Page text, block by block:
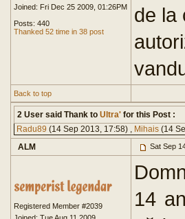
Joined: Fri Dec 25 2009, 01:26PM
Posts: 440
Thanked 52 time in 38 post
de la
Back to top
2 User said Thank to Ultra' for this Post :
Radu89 (14 Sep 2013, 17:58) , Mihais (14
ALM
Sat Sep
Registered Member #2039
14